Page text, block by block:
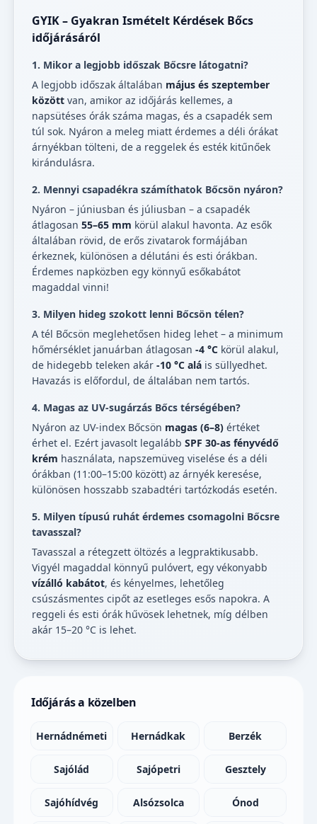
GYIK – Gyakran Ismételt Kérdések Bőcs
időjárásáról
1. Mikor a legjobb időszak Bőcsre látogatni?
A legjobb időszak általában május és szeptember
között van, amikor az időjárás kellemes, a
napsütéses órák száma magas, és a csapadék sem
túl sok. Nyáron a meleg miatt érdemes a déli órákat
árnyékban tölteni, de a reggelek és esték kitűnőek
kirándulásra.
2. Mennyi csapadékra számíthatok Bőcsön nyáron?
Nyáron – júniusban és júliusban – a csapadék
átlagosan 55–65 mm körül alakul havonta. Az esők
általában rövid, de erős zivatarok formájában
érkeznek, különösen a délutáni és esti órákban.
Érdemes napközben egy könnyű esőkabátot
magaddal vinni!
3. Milyen hideg szokott lenni Bőcsön télen?
A tél Bőcsön meglehetősen hideg lehet – a minimum
hőmérséklet januárban átlagosan -4 °C körül alakul,
de hidegebb teleken akár -10 °C alá is süllyedhet.
Havazás is előfordul, de általában nem tartós.
4. Magas az UV-sugárzás Bőcs térségében?
Nyáron az UV-index Bőcsön magas (6–8) értéket
érhet el. Ezért javasolt legalább SPF 30-as fényvédő
krém használata, napszemüveg viselése és a déli
órákban (11:00–15:00 között) az árnyék keresése,
különösen hosszabb szabadtéri tartózkodás esetén.
5. Milyen típusú ruhát érdemes csomagolni Bőcsre
tavasszal?
Tavasszal a rétegzett öltözés a legpraktikusabb.
Vigyél magaddal könnyű pulóvert, egy vékonyabb
vízálló kabátot, és kényelmes, lehetőleg
csúszásmentes cipőt az esetleges esős napokra. A
reggeli és esti órák hűvösek lehetnek, míg délben
akár 15–20 °C is lehet.
Időjárás a közelben
Hernádnémeti Hernádkak Berzék
Sajólád Sajópetri Gesztely
Sajóhídvég Alsózsolca Ónod